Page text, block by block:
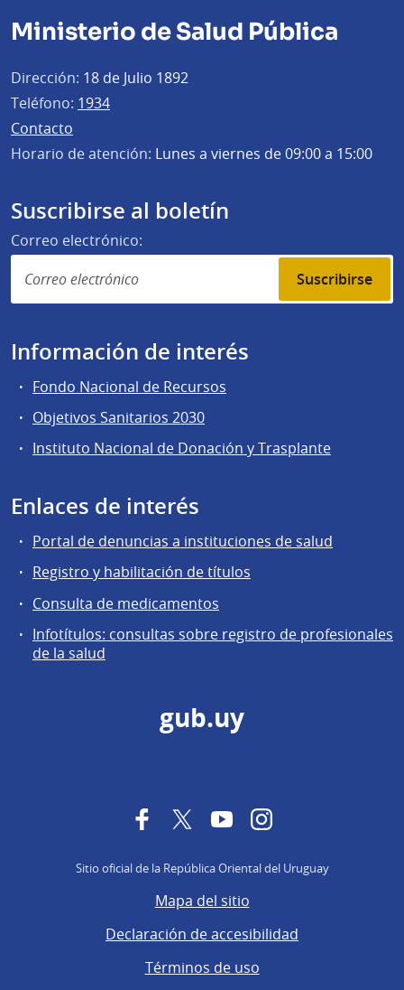
Ministerio de Salud Pública
Dirección: 18 de Julio 1892
Teléfono: 1934
Contacto
Horario de atención: Lunes a viernes de 09:00 a 15:00
Suscribirse al boletín
Correo electrónico:
Suscribirse
Información de interés
Fondo Nacional de Recursos
Objetivos Sanitarios 2030
Instituto Nacional de Donación y Trasplante
Enlaces de interés
Portal de denuncias a instituciones de salud
Registro y habilitación de títulos
Consulta de medicamentos
Infotítulos: consultas sobre registro de profesionales
de la salud
gub.uy
FacebookTwitterYouTubeInstagram
Sitio oficial de la República Oriental del Uruguay
Mapa del sitio
Declaración de accesibilidad
Términos de uso